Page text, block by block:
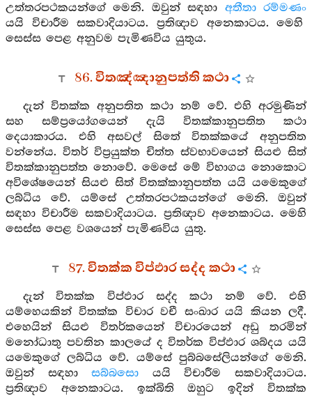
උත්තරපථකයන්ගේ මෙනි. ඔවුන් සඳහා අතීතා රම්මණං
යයි විචාරීම සකවාදියාටය. ප්‍රතිඥාව අනෙකාටය. මෙහි
සෙස්ස පෙළ අනුවම පැමිණවිය යුතුය.
86. විතඤ්ඤානුපත්ති කථා
දැන් විතක්ක අනුපතිත කථා නම් වේ. එහි අරමුණින්
සහ සම්ප්‍රයෝගයෙන් දැයි විතක්කානුපතිත කථා
දෙයාකාරය. එහි අසවල් සිතේ විතක්කයේ අනුපතිත
වන්නේය. විතර් විප්‍රයුක්ත චිත්ත ස්වභාවයෙන් සියළු සිත්
විතක්කානුපත්ත නොවේ. මෙසේ මේ විභාගය නොකොට
අවිශේෂයෙන් සියළු සිත් විතක්කානුපත්ත යයි යමෙකුගේ
ලබ්ධිය වේ. යම්සේ උත්තරපථකයන්ගේ මෙනි. ඔවුන්
සඳහා විචාරීම සකවාදියාටය. ප්‍රතිඥාව අනෙකාටය. මෙහි
සෙස්ස පෙළ වශයෙන් පැමිණවිය යුතු.
87. විතක්ක විප්ඵාර සද්ද කථා
දැන් විතක්ක විප්ඵාර සද්ද කථා නම් වේ. එහි
යම්හෙයකින් විතක්ක විචාර වචී සංඛාර යයි කියන ලදී.
එහෙයින් සියළු විතර්කයෙන් විචාරයෙන් අඩු තරමින්
මනෝධාතු පවතින කාලයේ ද විතර්ක විප්ඵාර ශබ්දය යයි
යමෙකුගේ ලබ්ධිය වේ. යම්සේ පුබ්බසේලියන්ගේ මෙනි.
ඔවුන් සඳහාසබ්බසො යයි විචාරීම සකවාදියාටය.
ප්‍රතිඥාව අනෙකාටය. ඉක්බිති ඔහුට ඉදින් විතක්ක